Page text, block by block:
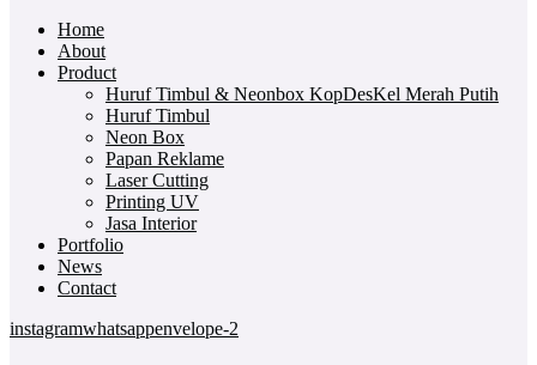
Home
About
Product
Huruf Timbul & Neonbox KopDesKel Merah Putih
Huruf Timbul
Neon Box
Papan Reklame
Laser Cutting
Printing UV
Jasa Interior
Portfolio
News
Contact
instagramwhatsappenvelope-2